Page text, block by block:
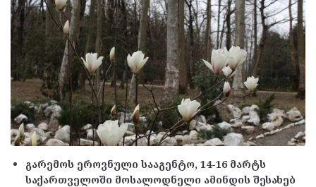
გარემოს ეროვნული სააგენტო, 14-16 მარტს
საქართველოში მოსალოდნელი ამინდის შესახებ